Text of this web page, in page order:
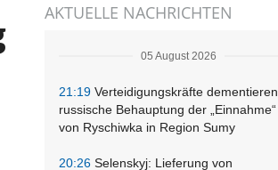
Abonnement
AKTUELLE NACHRICHTEN
05 August 2026
21:19 Verteidigungskräfte dementieren
russische Behauptung der „Einnahme“
von Ryschiwka in Region Sumy
20:26 Selenskyj: Lieferung von